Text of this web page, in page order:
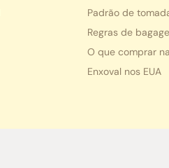
Padrão de
Regras de
O que comprar
Enxoval nos EUA